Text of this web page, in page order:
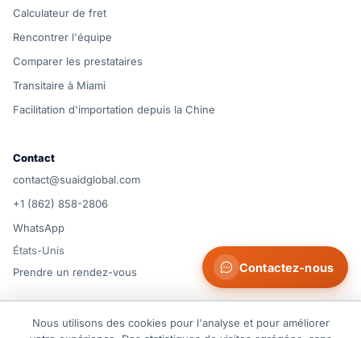
Calculateur de fret
Rencontrer l'équipe
Comparer les prestataires
Transitaire à Miami
Facilitation d'importation depuis la Chine
Contact
contact@suaidglobal.com
+1 (862) 858-2806
WhatsApp
États-Unis
Prendre un rendez-vous
© 2026 Suaid LLC — États-Unis
Contactez-nous
Nous utilisons des cookies pour l'analyse et pour améliorer